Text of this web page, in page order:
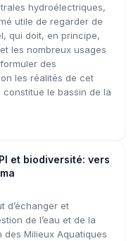
hydroélectriques,
utile de regarder de
qui doit, en principe,
les nombreux usages
des
les réalités de cet
constitue le bassin de la
et biodiversité: vers
d’échanger et
de l’eau et de la
des Milieux Aquatiques